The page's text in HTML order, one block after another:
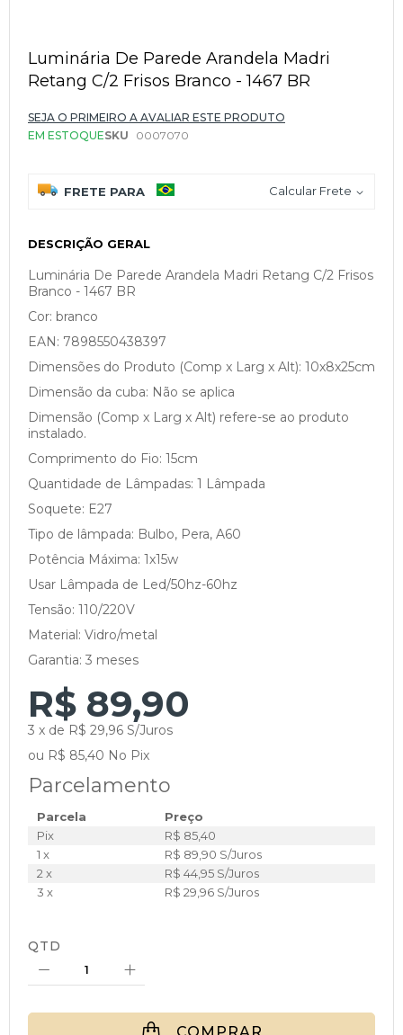
para
o
início
Galeria
de
Luminária De Parede Arandela Madri
Retang C/2 Frisos Branco - 1467 BR
SEJA O PRIMEIRO A AVALIAR ESTE PRODUTO
EM ESTOQUESKU 0007070
FRETE PARA Calcular Frete
DESCRIÇÃO GERAL
Luminária De Parede Arandela Madri Retang C/2 Frisos
Branco - 1467 BR
Cor: branco
EAN: 7898550438397
Dimensões do Produto (Comp x Larg x Alt): 10x8x25cm
Dimensão da cuba: Não se aplica
Dimensão (Comp x Larg x Alt) refere-se ao produto
instalado.
Comprimento do Fio: 15cm
Quantidade de Lâmpadas: 1 Lâmpada
Soquete: E27
Tipo de lâmpada: Bulbo, Pera, A60
Potência Máxima: 1x15w
Usar Lâmpada de Led/50hz-60hz
Tensão: 110/220V
Material: Vidro/metal
Garantia: 3 meses
R$ 89,90
3 x de R$ 29,96 S/Juros
ou R$ 85,40 No Pix
Parcelamento
Parcela
Preço
Pix
R$ 85,40
1 x
R$ 89,90 S/Juros
2 x
R$ 44,95 S/Juros
3 x
R$ 29,96 S/Juros
QTD